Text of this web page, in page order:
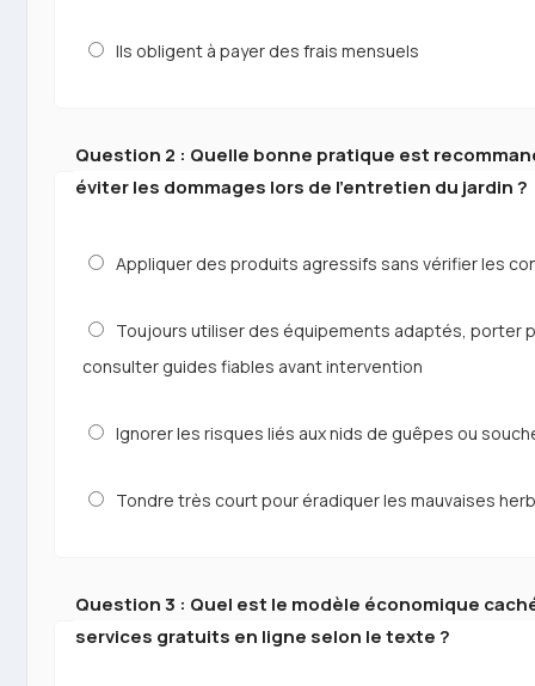
Ils obligent à payer des frais mensuels
Question 2 : Quelle bonne pratique est
éviter les dommages lors de l'entretien du jardin ?
Appliquer des produits agressifs sans vérifier les
Toujours utiliser des équipements adaptés, porter
consulter guides fiables avant intervention
Ignorer les risques liés aux nids de guêpes ou
Tondre très court pour éradiquer les mauvaises
Question 3 : Quel est le modèle économique
services gratuits en ligne selon le texte ?